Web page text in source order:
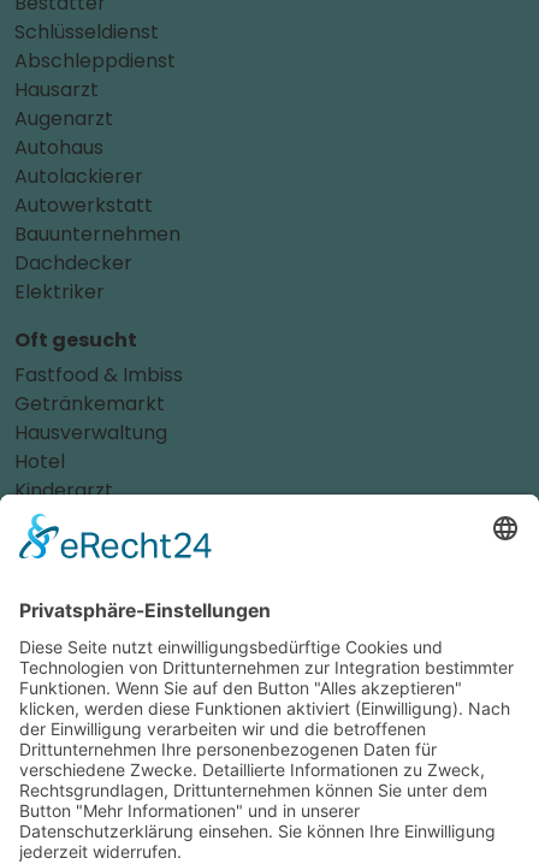
Schlüsseldienst
Abschleppdienst
Hausarzt
Augenarzt
Autohaus
Autolackierer
Autowerkstatt
Bauunternehmen
Dachdecker
Elektriker
Oft gesucht
Fastfood & Imbiss
Getränkemarkt
Hausverwaltung
Hotel
Kinderarzt
Personalvermittler
Weitere Sportvereine
Zahnarzt
Tennis
Tankstelle
Tierbedarf
Parken
Für Ihr Unternehmen
Sichern Sie sich die Vorteile vondas ist nah! Mit uns
erreichen Sie neue Kunden und bleiben Ihren